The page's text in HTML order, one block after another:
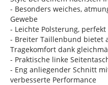
- Besonders weiches,
Gewebe
- Leichte Polsterung,
- Breiter Taillenbund bietet
Tragekomfort dank
- Praktische linke
- Eng anliegender Schnitt
verbesserte Performance